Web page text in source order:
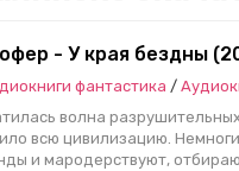
- У края бездны
фантастика /
волна
всю цивилизацию.
и мародерствуют,